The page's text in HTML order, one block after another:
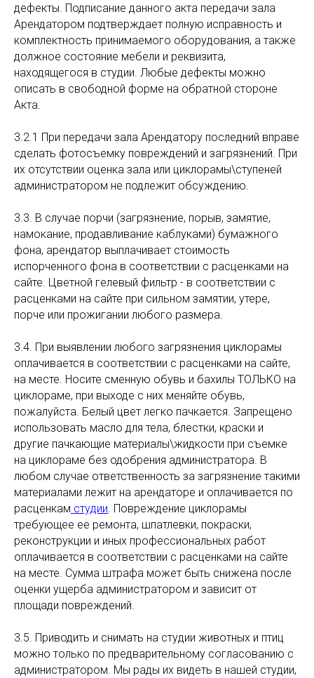
дефекты. Подписание данного акта передачи зала
Арендатором подтверждает полную исправность и
комплектность принимаемого оборудования, а также
должное состояние мебели и реквизита,
находящегося в студии. Любые дефекты можно
описать в свободной форме на обратной стороне
Акта.
3.2.1 При передачи зала Арендатору последний вправе
сделать фотосъемку повреждений и загрязнений. При
их отсутствии оценка зала или циклорамы\ступеней
администратором не подлежит обсуждению.
3.3. В случае порчи (загрязнение, порыв, замятие,
намокание, продавливание каблуками) бумажного
фона, арендатор выплачивает стоимость
испорченного фона в соответствии с расценками на
сайте. Цветной гелевый фильтр - в соответствии с
расценками на сайте при сильном замятии, утере,
порче или прожигании любого размера.
3.4. При выявлении любого загрязнения циклорамы
оплачивается в соответствии с расценками на сайте,
на месте. Носите сменную обувь и бахилы ТОЛЬКО на
циклораме, при выходе с них меняйте обувь,
пожалуйста. Белый цвет легко пачкается. Запрещено
использовать масло для тела, блестки, краски и
другие пачкающие материалы\жидкости при съемке
на циклораме без одобрения администратора. В
любом случае ответственность за загрязнение такими
материалами лежит на арендаторе и оплачивается по
расценкам студии. Повреждение циклорамы
требующее ее ремонта, шпатлевки, покраски,
реконструкции и иных профессиональных работ
оплачивается в соответствии с расценками на сайте
на месте. Сумма штрафа может быть снижена после
оценки ущерба администратором и зависит от
площади повреждений.
3.5. Приводить и снимать на студии животных и птиц
можно только по предварительному согласованию с
администратором. Мы рады их видеть в нашей студии,